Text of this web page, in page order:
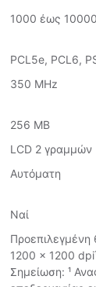
1000 έως
PCL5e, PCL6,
350 MHz
256 MB
LCD 2 γραμμών
Αυτόματη
Ναί
1200 × 1200
Σημείωση:​ ¹